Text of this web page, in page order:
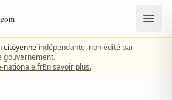
citoyenne indépendante, non édité par
gouvernement.
nationale.frEn savoir plus.